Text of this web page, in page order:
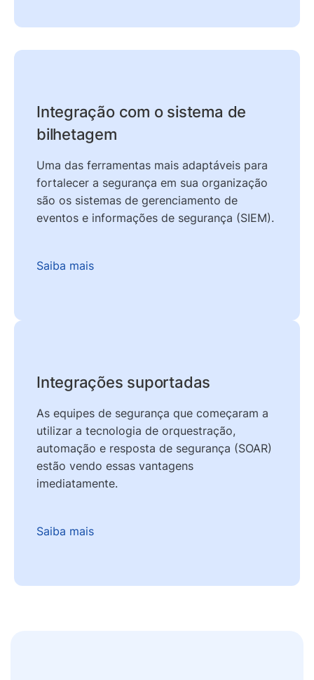
Integração com o sistema de
bilhetagem
Uma das ferramentas mais adaptáveis para
fortalecer a segurança em sua organização
são os sistemas de gerenciamento de
eventos e informações de segurança (SIEM).
Saiba mais
Integrações suportadas
As equipes de segurança que começaram a
utilizar a tecnologia de orquestração,
automação e resposta de segurança (SOAR)
estão vendo essas vantagens
imediatamente.
Saiba mais